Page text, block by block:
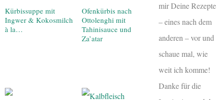
Kürbissuppe mit
Ingwer & Kokosmilch
à la…
Ofenkürbis nach
Ottolenghi mit
Tahinisauce und
Za’atar
mir Deine Rezepte
– eines nach dem
anderen – vor und
schaue mal, wie
weit ich komme!
Danke für die